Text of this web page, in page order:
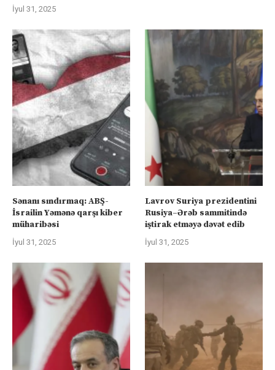
İyul 31, 2025
Sənanı sındırmaq: ABŞ-
İsrailin Yəmənə qarşı kiber
müharibəsi
İyul 31, 2025
Lavrov Suriya prezidentini
Rusiya–Ərəb sammitində
iştirak etməyə dəvət edib
İyul 31, 2025